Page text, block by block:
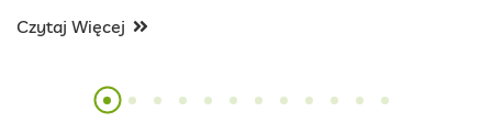
Czytaj Więcej